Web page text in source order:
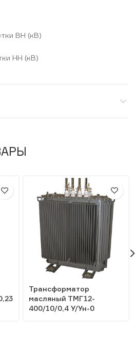
ВН (кВ)
НН (кВ)
Трансформатор
масляный ТМГ12-
400/10/0,4 У/Ун-0